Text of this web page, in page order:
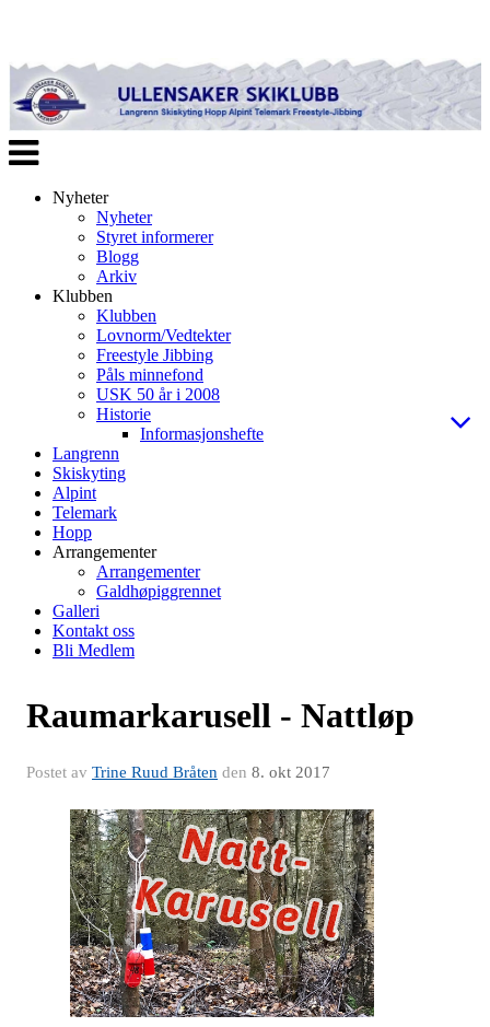
Veksle
navigasjon
Nyheter
Nyheter
Styret informerer
Blogg
Arkiv
Klubben
Klubben
Lovnorm/Vedtekter
Freestyle Jibbing
Påls minnefond
USK 50 år i 2008
Historie
Informasjonshefte
Langrenn
Skiskyting
Alpint
Telemark
Hopp
Arrangementer
Arrangementer
Galdhøpiggrennet
Galleri
Kontakt oss
Bli Medlem
Raumarkarusell - Nattløp
Postet av Trine Ruud Bråten den 8. okt 2017